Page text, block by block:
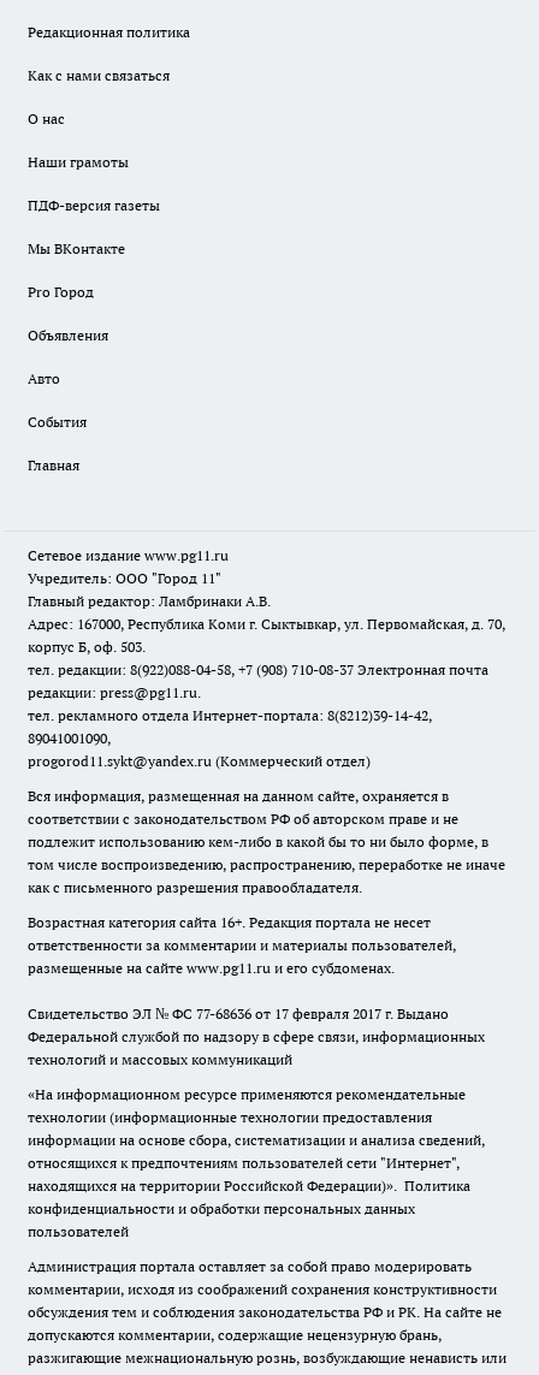
Редакционная политика
Как с нами связаться
О нас
Наши грамоты
ПДФ-версия газеты
Мы ВКонтакте
Pro Город
Объявления
Авто
События
Главная
Сетевое издание www.pg11.ru
Учредитель: ООО "Город 11"
Главный редактор: Ламбринаки А.В.
Адрес: 167000, Республика Коми г. Сыктывкар, ул. Первомайская, д. 70,
корпус Б, оф. 503.
тел. редакции: 8(922)088-04-58, +7 (908) 710-08-37 Электронная почта
редакции: press@pg11.ru.
тел. рекламного отдела Интернет-портала: 8(8212)39-14-42,
89041001090,
progorod11.sykt@yandex.ru (Коммерческий отдел)
Вся информация, размещенная на данном сайте, охраняется в
соответствии с законодательством РФ об авторском праве и не
подлежит использованию кем-либо в какой бы то ни было форме, в
том числе воспроизведению, распространению, переработке не иначе
как с письменного разрешения правообладателя.
Возрастная категория сайта 16+. Редакция портала не несет
ответственности за комментарии и материалы пользователей,
размещенные на сайте www.pg11.ru и его субдоменах.
Свидетельство ЭЛ № ФС 77-68636 от 17 февраля 2017 г. Выдано
Федеральной службой по надзору в сфере связи, информационных
технологий и массовых коммуникаций
«На информационном ресурсе применяются рекомендательные
технологии (информационные технологии предоставления
информации на основе сбора, систематизации и анализа сведений,
относящихся к предпочтениям пользователей сети "Интернет",
находящихся на территории Российской Федерации)». Политика
конфиденциальности и обработки персональных данных
пользователей
Администрация портала оставляет за собой право модерировать
комментарии, исходя из соображений сохранения конструктивности
обсуждения тем и соблюдения законодательства РФ и РК. На сайте не
допускаются комментарии, содержащие нецензурную брань,
разжигающие межнациональную рознь, возбуждающие ненависть или